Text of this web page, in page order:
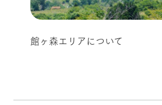
館ヶ森エリアについて